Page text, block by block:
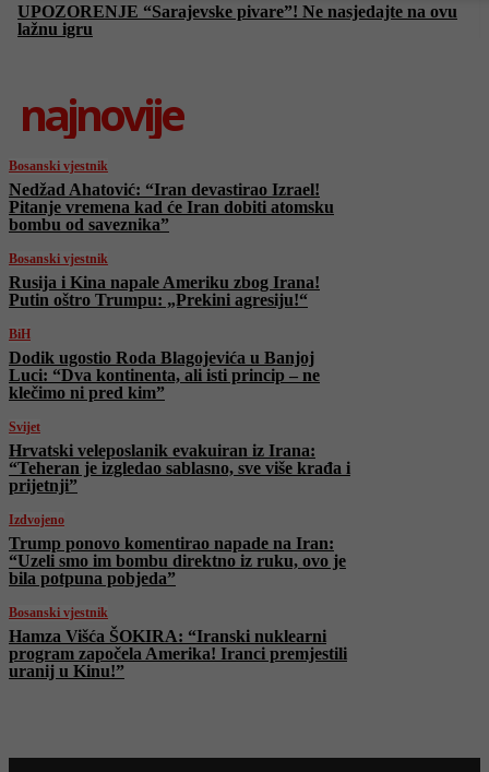
UPOZORENJE “Sarajevske pivare”! Ne nasjedajte na ovu
lažnu igru
najnovije
Bosanski vjestnik
Nedžad Ahatović: “Iran devastirao Izrael!
Pitanje vremena kad će Iran dobiti atomsku
bombu od saveznika”
Bosanski vjestnik
Rusija i Kina napale Ameriku zbog Irana!
Putin oštro Trumpu: „Prekini agresiju!“
BiH
Dodik ugostio Roda Blagojevića u Banjoj
Luci: “Dva kontinenta, ali isti princip – ne
klečimo ni pred kim”
Svijet
Hrvatski veleposlanik evakuiran iz Irana:
“Teheran je izgledao sablasno, sve više krađa i
prijetnji”
Izdvojeno
Trump ponovo komentirao napade na Iran:
“Uzeli smo im bombu direktno iz ruku, ovo je
bila potpuna pobjeda”
Bosanski vjestnik
Hamza Višća ŠOKIRA: “Iranski nuklearni
program započela Amerika! Iranci premjestili
uranij u Kinu!”